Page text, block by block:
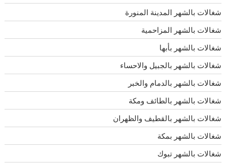
شغالات بالشهر المدينة المنورة
شغالات بالشهر المزاحمية
شغالات بالشهر بأبها
شغالات بالشهر بالجبيل والاحساء
شغالات بالشهر بالدمام والخبر
شغالات بالشهر بالطائف ومكة
شغالات بالشهر بالقطيف والظهران
شغالات بالشهر بمكة
شغالات بالشهر تبوك